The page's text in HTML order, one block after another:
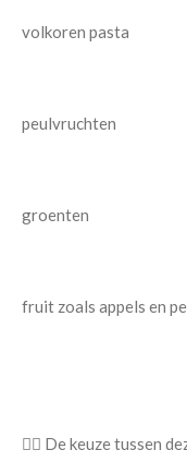
volkoren pasta
peulvruchten
groenten
fruit zoals appels en
👉🏿 De keuze tussen